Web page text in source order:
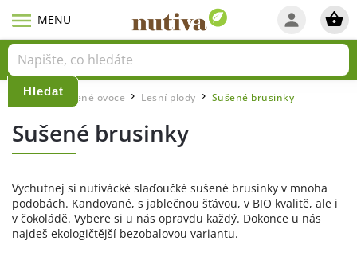
Hledat
Domů / Sušené ovoce / Lesní plody Sušené brusinky
Sušené brusinky
Vychutnej si nutivácké slaďoučké sušené brusinky v mnoha
podobách. Kandované, s jablečnou šťávou, v BIO kvalitě, ale i
v čokoládě. Vybere si u nás opravdu každý. Dokonce u nás
najdeš ekologičtější bezobalovou variantu.